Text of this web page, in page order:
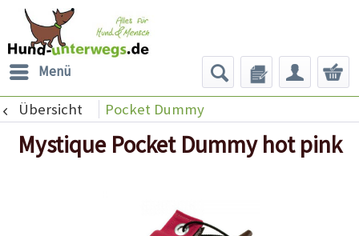
Menü
Übersicht Pocket Dummy
Mystique Pocket Dummy hot pink